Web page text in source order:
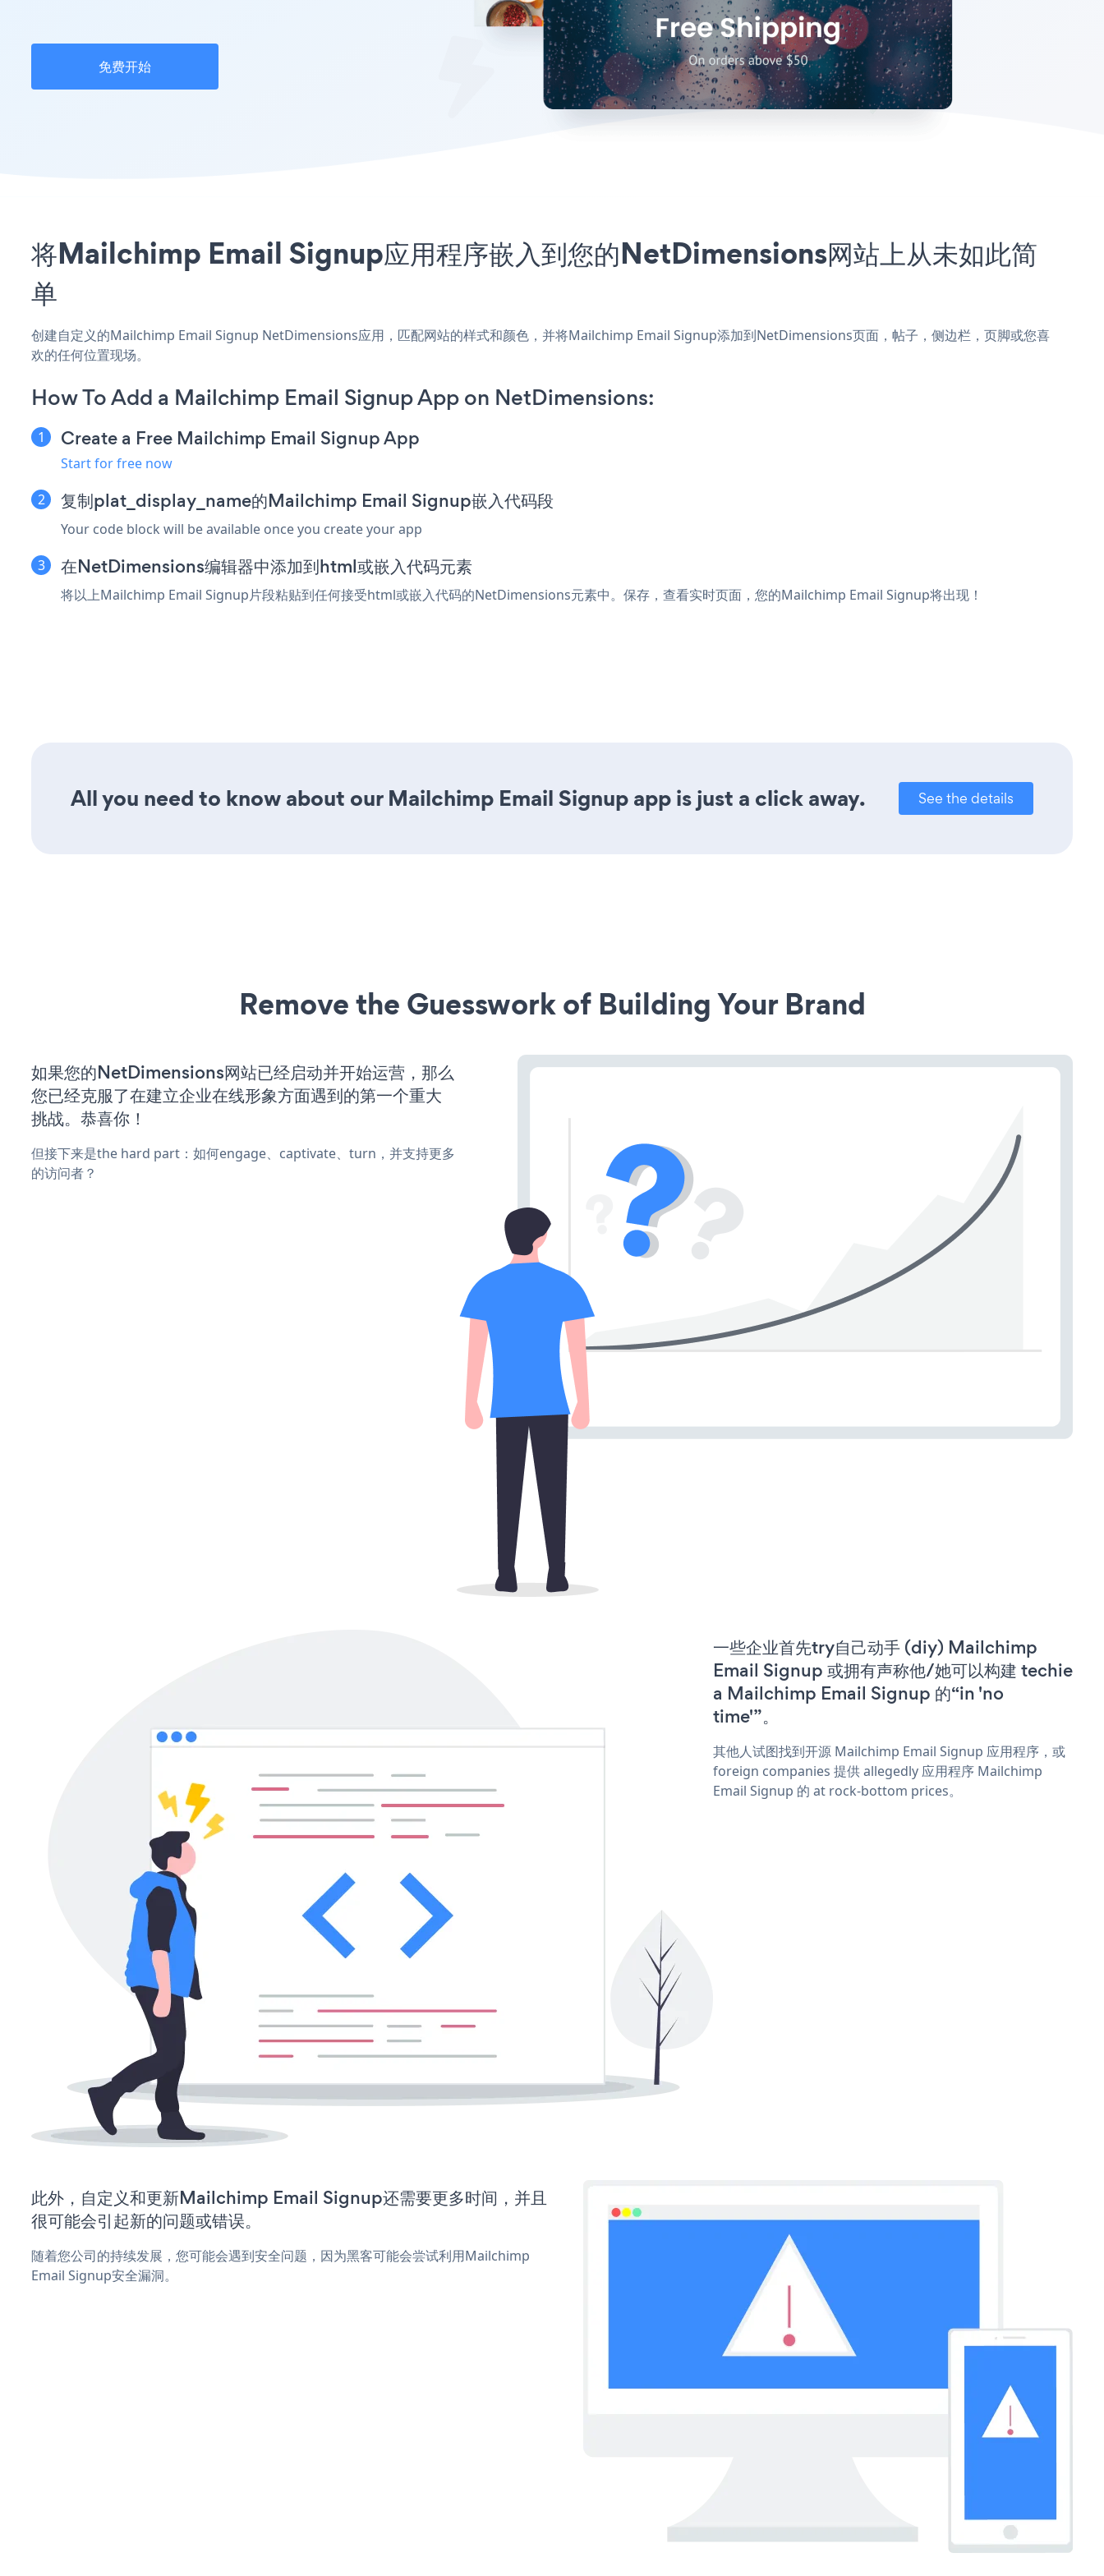
免费开始
将Mailchimp Email Signup应用程序嵌入到您的NetDimensions网站上从未如此简
单
创建自定义的Mailchimp Email Signup NetDimensions应用，匹配网站的样式和颜色，并将Mailchimp Email Signup添加到NetDimensions页面，帖子，侧边栏，页脚或您喜
欢的任何位置现场。
How To Add a Mailchimp Email Signup App on NetDimensions:
Create a Free Mailchimp Email Signup App
Start for free now
复制plat_display_name的Mailchimp Email Signup嵌入代码段
Your code block will be available once you create your app
在NetDimensions编辑器中添加到html或嵌入代码元素
将以上Mailchimp Email Signup片段粘贴到任何接受html或嵌入代码的NetDimensions元素中。保存，查看实时页面，您的Mailchimp Email Signup将出现！
All you need to know about our Mailchimp Email Signup app is just a click away. See the details
Remove the Guesswork of Building Your Brand
如果您的NetDimensions网站已经启动并开始运营，那么
您已经克服了在建立企业在线形象方面遇到的第一个重大
挑战。恭喜你！
但接下来是the hard part：如何engage、captivate、turn，并支持更多
的访问者？
一些企业首先try自己动手 (diy) Mailchimp
Email Signup 或拥有声称他/她可以构建 techie
a Mailchimp Email Signup 的“in 'no
time'”。
其他人试图找到开源 Mailchimp Email Signup 应用程序，或
foreign companies 提供 allegedly 应用程序 Mailchimp
Email Signup 的 at rock-bottom prices。
此外，自定义和更新Mailchimp Email Signup还需要更多时间，并且
很可能会引起新的问题或错误。
随着您公司的持续发展，您可能会遇到安全问题，因为黑客可能会尝试利用Mailchimp
Email Signup安全漏洞。